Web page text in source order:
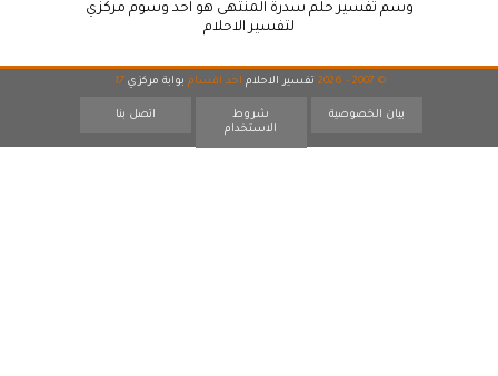
وسم تفسير حلم سدرة المنتهى هو احد وسوم مركزي
لتفسير الاحلام
© 2007 - 2026 تفسير الاحلام احد اقسام بوابة مركزي 17
بيان الخصوصية
شروط
الاستخدام
اتصل بنا